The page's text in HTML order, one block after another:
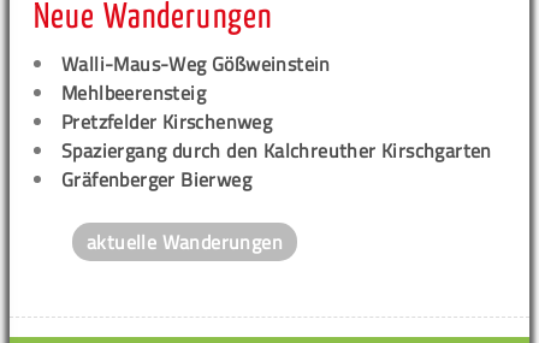
Neue Wanderungen
Walli-Maus-Weg Gößweinstein
Mehlbeerensteig
Pretzfelder Kirschenweg
Spaziergang durch den Kalchreuther Kirschgarten
Gräfenberger Bierweg
aktuelle Wanderungen